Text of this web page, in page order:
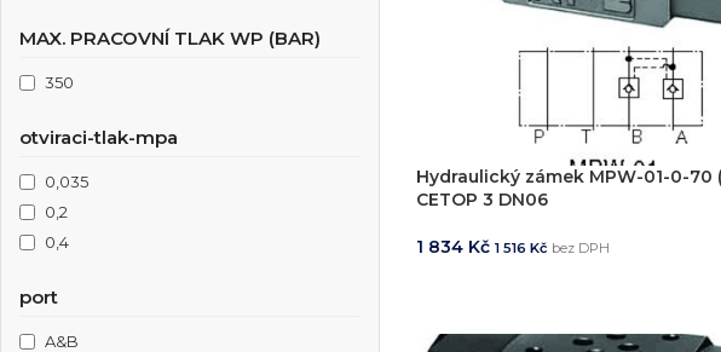
MAX. PRACOVNÍ TLAK WP (BAR)
350
otviraci-tlak-mpa
0,035
0,2
0,4
port
A&B
Hydraulický zámek MPW-01-0-70
CETOP 3 DN06
1 834 Kč 1 516 Kč bez DPH